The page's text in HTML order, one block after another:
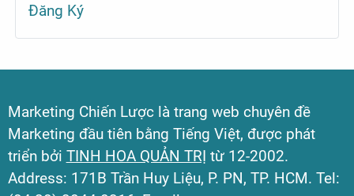
Đăng Ký
Marketing Chiến Lược là trang web chuyên đề
Marketing đầu tiên bằng Tiếng Việt, được phát
triển bởi TINH HOA QUẢN TRỊ từ 12-2002.
Address: 171B Trần Huy Liệu, P. PN, TP. HCM. Tel: